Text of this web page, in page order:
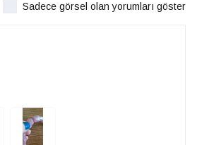
Sadece görsel olan yorumları göster